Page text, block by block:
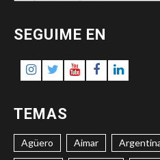
SITIO
SEGUIME EN
Instagram
Twitter
Youtube
TEMAS
Agüero Aimar